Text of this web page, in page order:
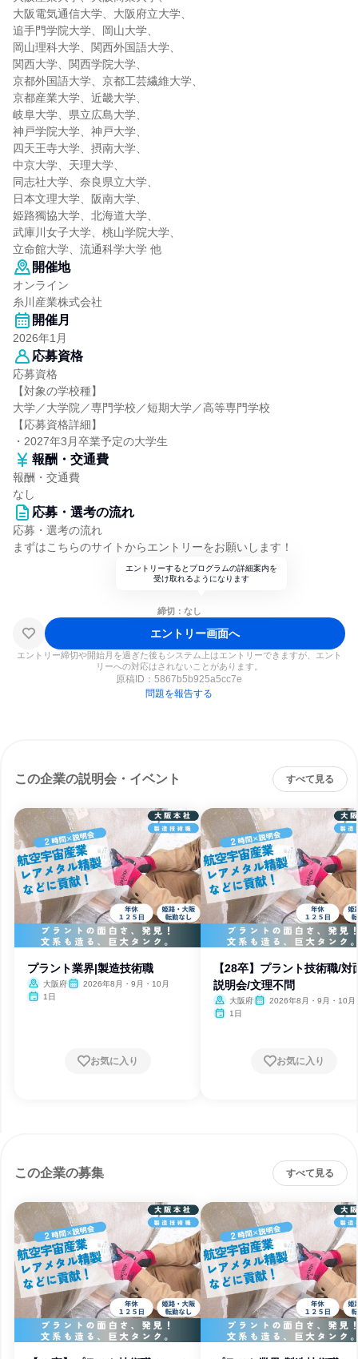
大阪電気通信大学、大阪府立大学、
追手門学院大学、岡山大学、
岡山理科大学、関西外国語大学、
関西大学、関西学院大学、
京都外国語大学、京都工芸繊維大学、
京都産業大学、近畿大学、
岐阜大学、県立広島大学、
神戸学院大学、神戸大学、
四天王寺大学、摂南大学、
中京大学、天理大学、
同志社大学、奈良県立大学、
日本文理大学、阪南大学、
姫路獨協大学、北海道大学、
武庫川女子大学、桃山学院大学、
立命館大学、流通科学大学 他
開催地
オンライン
糸川産業株式会社
開催月
2026年1月
応募資格
応募資格
【対象の学校種】
大学／大学院／専門学校／短期大学／高等専門学校
【応募資格詳細】
・2027年3月卒業予定の大学生
報酬・交通費
報酬・交通費
なし
応募・選考の流れ
応募・選考の流れ
まずはこちらのサイトからエントリーをお願いします！
エントリーするとプログラムの詳細案内を
受け取れるようになります
締切：なし
エントリー画面へ
エントリー締切や開始月を過ぎた後もシステム上はエントリーできますが、エント
リーへの対応はされないことがあります。
原稿ID： 5867b5b925a5cc7e
問題を報告する
この企業の説明会・イベント すべて見る
プラント業界|製造技術職
大阪府
2026年8月・9月・10月
1日
お気に入り
【28卒】プラント技術職/対
説明会/文理不問
大阪府
2026年8月・9月・10月
1日
お気に入り
この企業の募集 すべて見る